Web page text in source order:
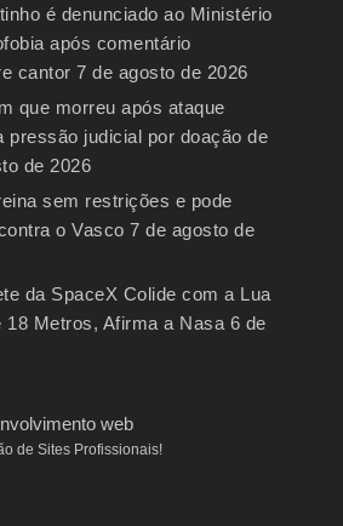
é denunciado ao Ministério
após comentário
cantor 7 de agosto de 2026
que morreu após ataque
pressão judicial por doação de
de 2026
sem restrições e pode
o Vasco 7 de agosto de
da SpaceX Colide com a Lua
18 Metros, Afirma a Nasa 6 de
de Sites Profissionais!